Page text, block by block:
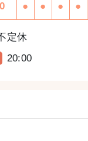
● ● ● ●
定休
20:00